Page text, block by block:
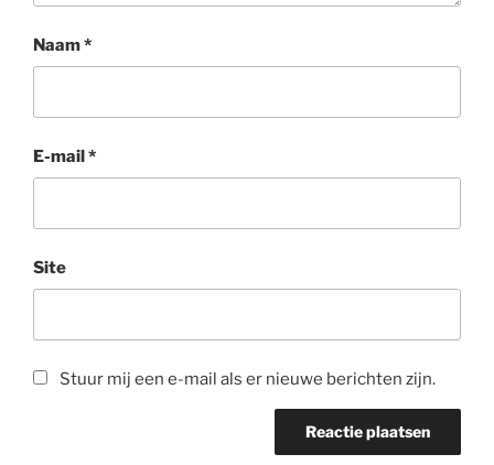
Naam*
E-mail*
Site
Stuur mij een e-mail als er nieuwe berichten zijn.